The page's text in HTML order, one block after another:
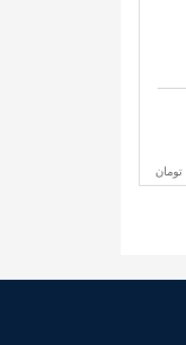
تومان